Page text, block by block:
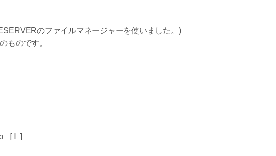
のファイルマネージャーを使いました。)
ものです。
[L]